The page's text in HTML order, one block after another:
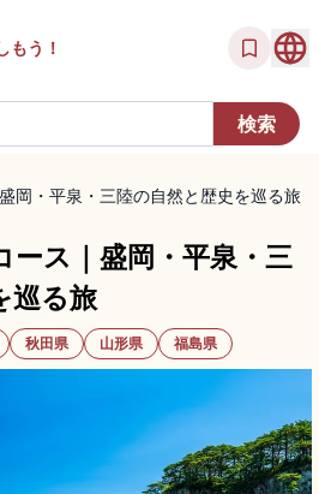
もう！
岡・平泉・三陸の自然と歴史を巡る旅
ース｜盛岡・平泉・三
巡る旅
秋田県 山形県 福島県